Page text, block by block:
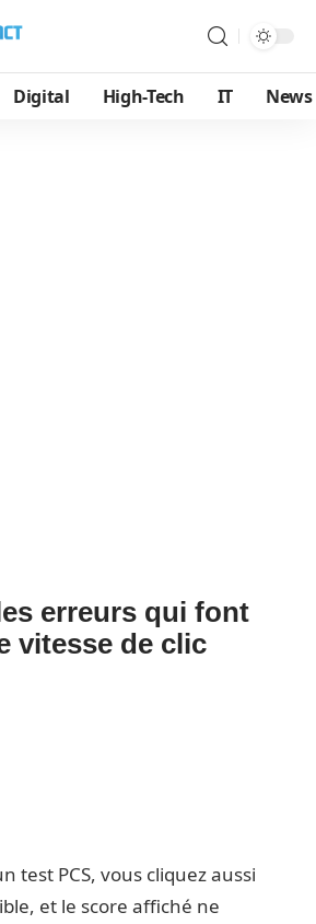
Digital High-Tech IT News
erreurs qui font
vitesse de clic
test PCS, vous cliquez aussi
et le score affiché ne